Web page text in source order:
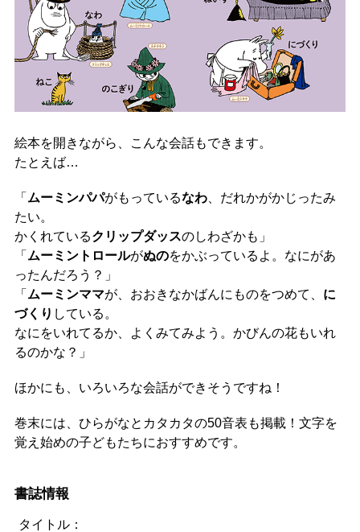
絵本を開きながら、こんな会話もできます。
たとえば…
「 ムーミンパパがもっているなわ、だれかがかじったみ
たい。
かくれているクリップダッスのしわざかも」
「 ムーミントロールがぬのをかぶっているよ。なにがあ
ったんだろう？」
「 ムーミンママが、おおきなかばんにものをつめて、 に
づくり している。
なにをいれてるか、よくみてみよう。かびんの花もいれ
るのかな？」
ほかにも、いろいろな会話ができそうですね！
巻末には、ひらがなとカタカタの50音表も掲載！文字を
覚え始めの子どもたちにおすすめです。
書誌情報
タイトル：